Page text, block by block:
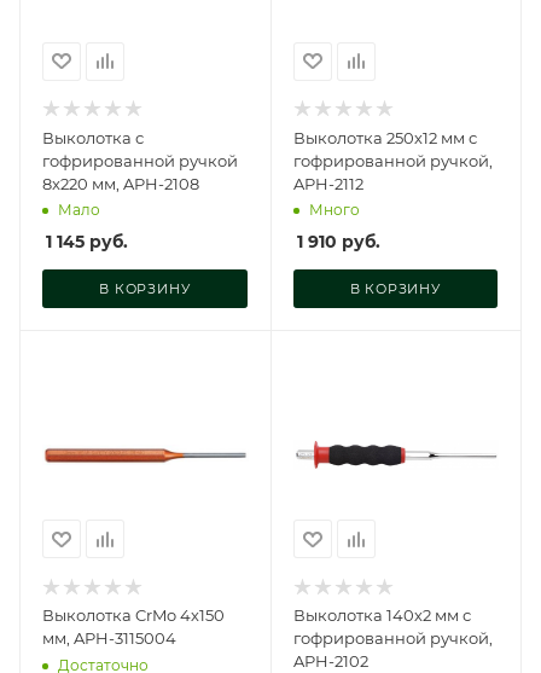
Выколотка с
гофрированной ручкой
8x220 мм, APH-2108
Мало
1 145 руб.
В КОРЗИНУ
Выколотка 250х12 мм с
гофрированной ручкой,
APH-2112
Много
1 910 руб.
В КОРЗИНУ
Выколотка CrMo 4х150
мм, APH-3115004
Достаточно
Выколотка 140х2 мм с
гофрированной ручкой,
APH-2102